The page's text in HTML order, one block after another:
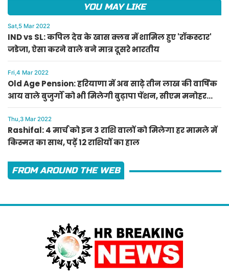
YOU MAY LIKE
Sat,5 Mar 2022
IND vs SL: कपिल देव के खास क्लब में शामिल हुए 'रॉकस्टार'
जडेजा, ऐसा करने वाले बने मात्र दूसरे भारतीय
Fri,4 Mar 2022
Old Age Pension: हरियाणा में अब साढ़े तीन लाख की वार्षिक
आय वाले बुजुर्गों को भी मिलेगी बुढ़ापा पेंशन, सीएम मनोहर
लाल का ऐलान
Thu,3 Mar 2022
Rashifal: 4 मार्च को इन 3 राशि वालों को मिलेगा हर मामले में
किस्मत का साथ, पढ़ें 12 राशियों का हाल
FROM AROUND THE WEB